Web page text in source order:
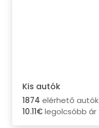
Kis autók
1874 elérhető autók
10.11€legolcsóbb ár